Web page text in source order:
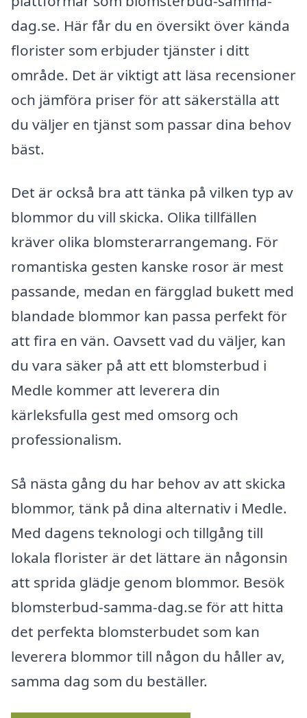
dag.se. Här får du en översikt över kända
florister som erbjuder tjänster i ditt
område. Det är viktigt att läsa recensioner
och jämföra priser för att säkerställa att
du väljer en tjänst som passar dina behov
bäst.
Det är också bra att tänka på vilken typ av
blommor du vill skicka. Olika tillfällen
kräver olika blomsterarrangemang. För
romantiska gesten kanske rosor är mest
passande, medan en färgglad bukett med
blandade blommor kan passa perfekt för
att fira en vän. Oavsett vad du väljer, kan
du vara säker på att ett blomsterbud i
Medle kommer att leverera din
kärleksfulla gest med omsorg och
professionalism.
Så nästa gång du har behov av att skicka
blommor, tänk på dina alternativ i Medle.
Med dagens teknologi och tillgång till
lokala florister är det lättare än någonsin
att sprida glädje genom blommor. Besök
blomsterbud-samma-dag.se för att hitta
det perfekta blomsterbudet som kan
leverera blommor till någon du håller av,
samma dag som du beställer.